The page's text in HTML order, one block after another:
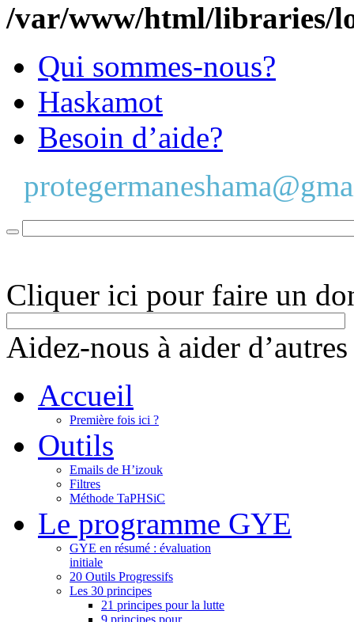
/var/www/html/libraries/
Qui sommes-nous?
Haskamot
Besoin d’aide?
Cliquer ici pour faire un
Aidez-nous à aider d’autres
Accueil
Première fois ici ?
Outils
Emails de H’izouk
Filtres
Méthode TaPHSiC
Le programme GYE
GYE en résumé : évaluation
initiale
20 Outils Progressifs
Les 30 principes
21 principes pour la lutte
9 principes pour